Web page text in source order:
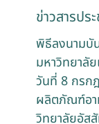
ข่าวสารปร
พิธีลงนามบั
มหาวิทยาลั
วันที่ 8 กรก
ผลิตภัณฑ์อา
วิทยาลัยอัส